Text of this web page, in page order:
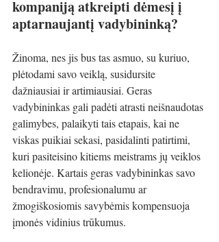
kompaniją atkreipti dėmesį į
aptarnaujantį vadybininką?
Žinoma, nes jis bus tas asmuo, su kuriuo,
plėtodami savo veiklą, susidursite
dažniausiai ir artimiausiai. Geras
vadybininkas gali padėti atrasti neišnaudotas
galimybes, palaikyti tais etapais, kai ne
viskas puikiai sekasi, pasidalinti patirtimi,
kuri pasiteisino kitiems meistrams jų veiklos
kelionėje. Kartais geras vadybininkas savo
bendravimu, profesionalumu ar
žmogiškosiomis savybėmis kompensuoja
įmonės vidinius trūkumus.